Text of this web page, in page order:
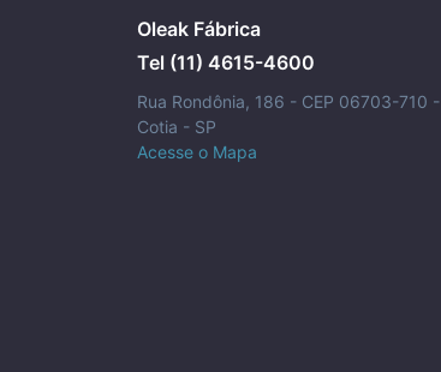
Oleak Fábrica
Tel (11) 4615-4600
Rua Rondônia, 186 - CEP 06703-710 -
Cotia - SP
Acesse o Mapa